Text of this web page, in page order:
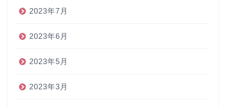
2023年7月
2023年6月
2023年5月
2023年3月